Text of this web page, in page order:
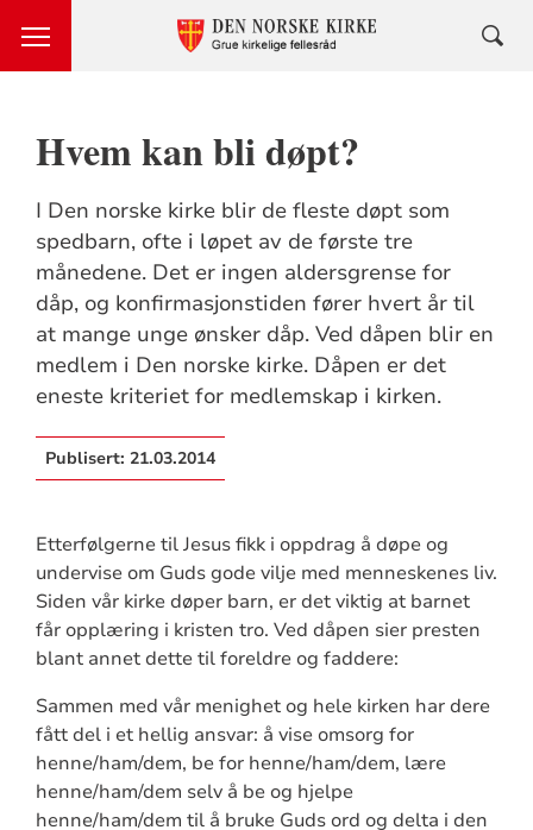
Hvem kan bli døpt?
I Den norske kirke blir de fleste døpt som
spedbarn, ofte i løpet av de første tre
månedene. Det er ingen aldersgrense for
dåp, og konfirmasjonstiden fører hvert år til
at mange unge ønsker dåp. Ved dåpen blir en
medlem i Den norske kirke. Dåpen er det
eneste kriteriet for medlemskap i kirken.
Publisert: 21.03.2014
Etterfølgerne til Jesus fikk i oppdrag å døpe og
undervise om Guds gode vilje med menneskenes liv.
Siden vår kirke døper barn, er det viktig at barnet
får opplæring i kristen tro. Ved dåpen sier presten
blant annet dette til foreldre og faddere:
Sammen med vår menighet og hele kirken har dere
fått del i et hellig ansvar: å vise omsorg for
henne/ham/dem, be for henne/ham/dem, lære
henne/ham/dem selv å be og hjelpe
henne/ham/dem til å bruke Guds ord og delta i den